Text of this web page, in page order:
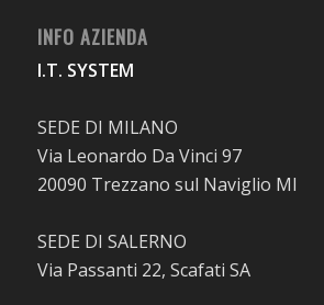
INFO AZIENDA
I.T. SYSTEM
SEDE DI MILANO
Via Leonardo Da Vinci 97
20090 Trezzano sul Naviglio MI
SEDE DI SALERNO
Via Passanti 22, Scafati SA